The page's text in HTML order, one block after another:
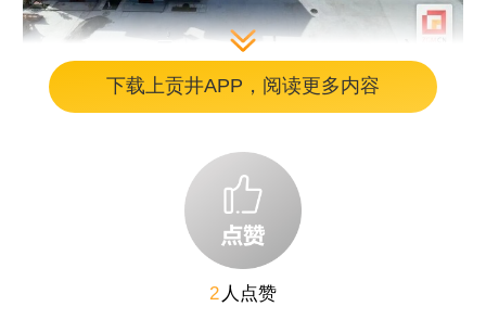
台，精心制定村规民约和评议规则，并在此基
础上，构建以革除陈规陋习、弘扬文明新风为
核心的积分评价体系，覆盖抵制铺张浪费、倡
导喜事新办丧事简办、反对封建迷信、爱护环
下载上贡井APP，阅读更多内容
2 人点赞